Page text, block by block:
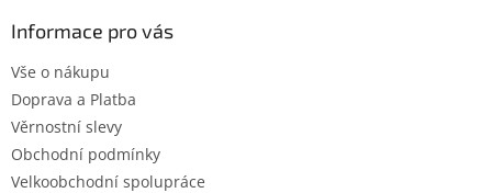
Informace pro vás
Vše o nákupu
Doprava a Platba
Věrnostní slevy
Obchodní podmínky
Velkoobchodní spolupráce